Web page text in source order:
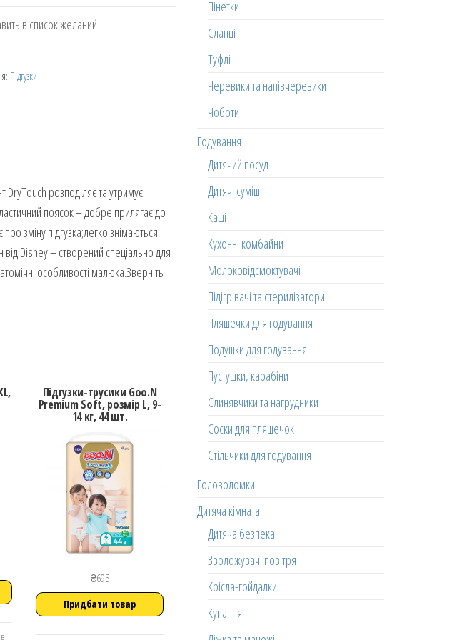
в список желаний
Підгузки
DryTouch розподіляє та утримує
поясок – добре прилягає до
зміну підгузка;легко знімаються
від Disney – створений спеціально для
особливості малюка.Зверніть
Підгузки-трусики Goo.N
Premium Soft, розмір L, 9-
14 кг, 44 шт.
₴695
Придбати товар
Пінетки
Сланці
Туфлі
Черевики та напівчеревики
Чоботи
Годування
Дитячий посуд
Дитячі суміші
Каші
Кухонні комбайни
Молоковідсмоктувачі
Підігрівачі та стерилізатори
Пляшечки для годування
Подушки для годування
Пустушки, карабіни
Слинявчики та нагрудники
Соски для пляшечок
Стільчики для годування
Головоломки
Дитяча кімната
Дитяча безпека
Зволожувачі повітря
Крісла-гойдалки
Купання